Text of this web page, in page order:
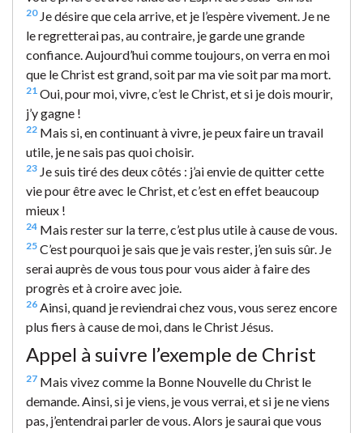
20Je désire que cela arrive, et je l’espère vivement. Je ne
le regretterai pas, au contraire, je garde une grande
confiance. Aujourd’hui comme toujours, on verra en moi
que le Christ est grand, soit par ma vie soit par ma mort.
21 Oui, pour moi, vivre, c’est le Christ, et si je dois mourir,
j’y gagne !
22 Mais si, en continuant à vivre, je peux faire un travail
utile, je ne sais pas quoi choisir.
23 Je suis tiré des deux côtés : j’ai envie de quitter cette
vie pour être avec le Christ, et c’est en effet beaucoup
mieux !
24 Mais rester sur la terre, c’est plus utile à cause de vous.
25 C’est pourquoi je sais que je vais rester, j’en suis sûr. Je
serai auprès de vous tous pour vous aider à faire des
progrès et à croire avec joie.
26 Ainsi, quand je reviendrai chez vous, vous serez encore
plus fiers à cause de moi, dans le Christ Jésus.
Appel à suivre l’exemple de Christ
27 Mais vivez comme la Bonne Nouvelle du Christ le
demande. Ainsi, si je viens, je vous verrai, et si je ne viens
pas, j’entendrai parler de vous. Alors je saurai que vous